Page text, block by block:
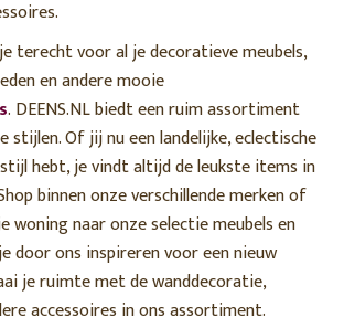
terecht voor al je decoratieve meubels,
en andere mooie
. DEENS.NL biedt een ruim assortiment
stijlen. Of jij nu een landelijke, eclectische
hebt, je vindt altijd de leukste items in
binnen onze verschillende merken of
woning naar onze selectie meubels en
door ons inspireren voor een nieuw
je ruimte met de wanddecoratie,
accessoires in ons assortiment.